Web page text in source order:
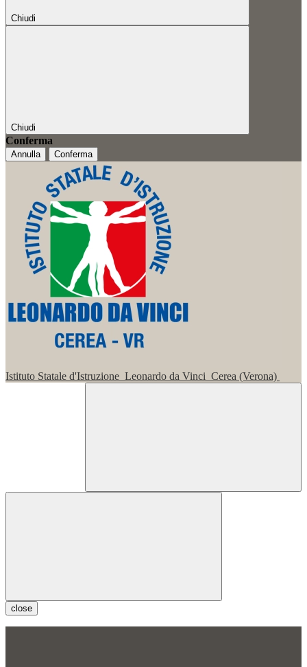
Chiudi
Chiudi
Conferma
Annulla Conferma
Istituto Statale d'Istruzione Leonardo da Vinci Cerea (Verona)
close